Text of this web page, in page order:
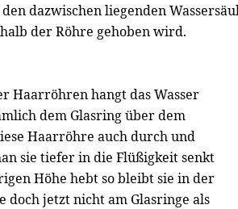
dazwischen liegenden
der Röhre gehoben wird.
Haarröhren hangt das Wasser
dem Glasring über dem
Haarröhre auch durch und
sie tiefer in die Flüßigkeit senkt
Höhe hebt so bleibt sie in der
doch jetzt nicht am Glasringe als